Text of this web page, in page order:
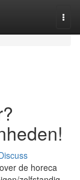
de horeca